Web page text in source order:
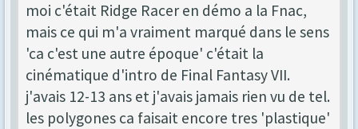
moi c'était Ridge Racer en démo a la Fnac,
mais ce qui m'a vraiment marqué dans le sens
'ca c'est une autre époque' c'était la
cinématique d'intro de Final Fantasy VII.
j'avais 12-13 ans et j'avais jamais rien vu de tel.
les polygones ca faisait encore tres 'plastique'